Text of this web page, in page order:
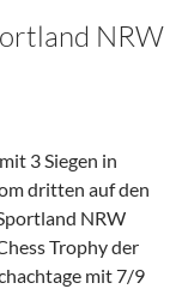
NRW
3 Siegen in
dritten auf den
NRW
Trophy der
mit 7/9